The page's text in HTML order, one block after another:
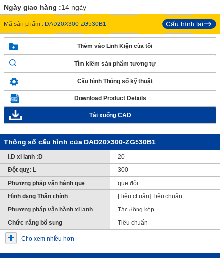
Ngày giao hàng :14 ngày
Mã sản phẩm : DAD20X300-ZG530B1 Cấu hình lại
Thêm vào Linh Kiện của tôi
Tìm kiếm sản phẩm tương tự
Cấu hình Thông số kỹ thuật
Download Product Details
Tải xuống CAD
Thông số cấu hình của DAD20X300-ZG530B1
I.D xi lanh :D
20
Đột quỵ: L
300
Phương pháp vận hành que
que đôi
Hình dạng Thân chính
[Tiêu chuẩn] Tiêu chuẩn
Phương pháp vận hành xi lanh
Tác động kép
Chức năng bổ sung
Tiêu chuẩn
Cho xem nhiều hơn